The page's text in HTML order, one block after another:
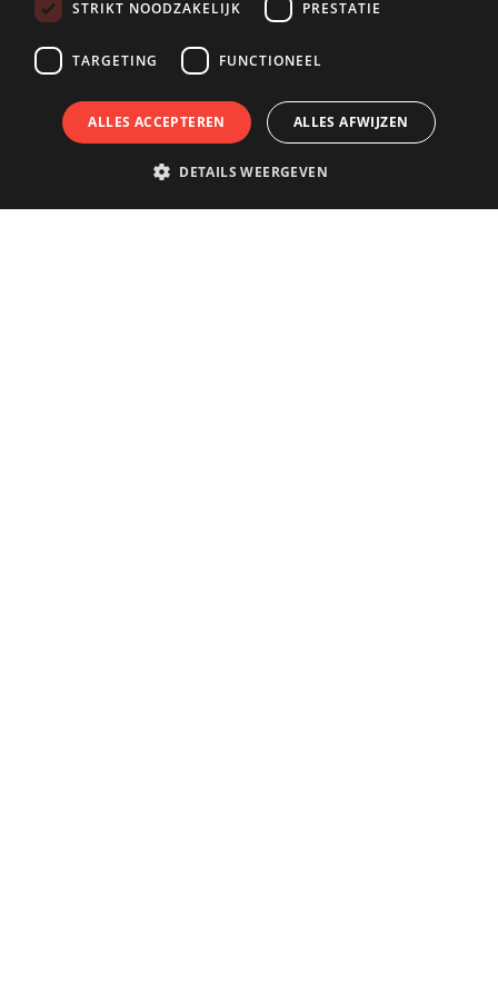
STRIKT NOODZAKELIJK PRESTATIE
TARGETING FUNCTIONEEL
ALLES ACCEPTEREN ALLES AFWIJZEN
DETAILS WEERGEVEN